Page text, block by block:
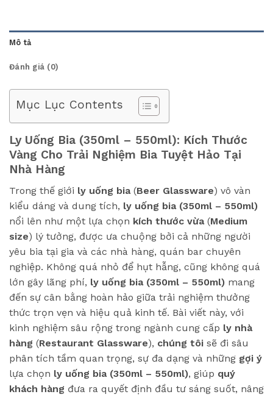
Mô tả
Đánh giá (0)
Mục Lục Contents
Ly Uống Bia (350ml – 550ml): Kích Thước
Vàng Cho Trải Nghiệm Bia Tuyệt Hảo Tại
Nhà Hàng
Trong thế giới ly uống bia(Beer Glassware) vô vàn
kiểu dáng và dung tích, ly uống bia (350ml – 550ml)
nổi lên như một lựa chọn kích thước vừa(Medium
size) lý tưởng, được ưa chuộng bởi cả những người
yêu bia tại gia và các nhà hàng, quán bar chuyên
nghiệp. Không quá nhỏ để hụt hẫng, cũng không quá
lớn gây lãng phí, ly uống bia (350ml – 550ml) mang
đến sự cân bằng hoàn hảo giữa trải nghiệm thưởng
thức trọn vẹn và hiệu quả kinh tế. Bài viết này, với
kinh nghiệm sâu rộng trong ngành cung cấp ly nhà
hàng (Restaurant Glassware), chúng tôi sẽ đi sâu
phân tích tầm quan trọng, sự đa dạng và những gợi ý
lựa chọn ly uống bia (350ml – 550ml), giúp quý
khách hàng đưa ra quyết định đầu tư sáng suốt, nâng